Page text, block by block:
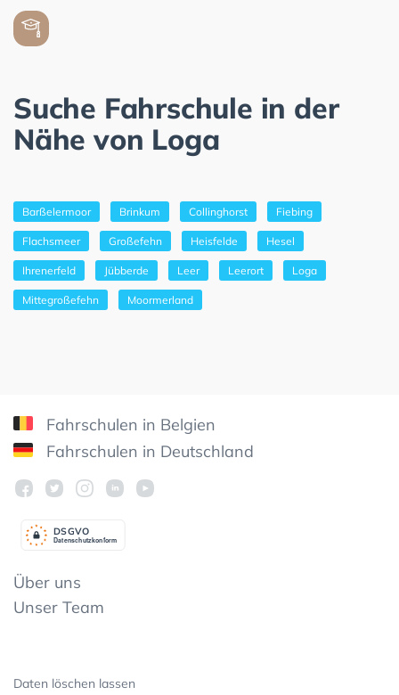
Suche Fahrschule in der
Nähe von Loga
Barßelermoor Brinkum Collinghorst Fiebing
Flachsmeer Großefehn Heisfelde Hesel
Ihrenerfeld Jübberde Leer Leerort Loga
Mittegroßefehn Moormerland
Fahrschulen in Belgien
Fahrschulen in Deutschland
Datenschutzkonform
DSGVO
Über uns
Unser Team
Daten löschen lassen